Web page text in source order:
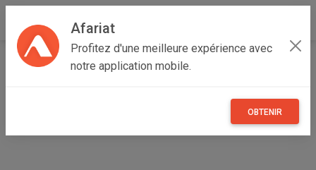
Afariat
Profitez d'une meilleure expérience avec
notre application mobile.
OBTENIR
Accueil Immobilier Cap bon - Sahel